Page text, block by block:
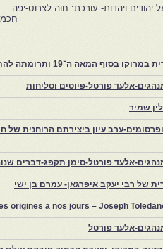
יהודים ויהדות- עורכת: חוה לצרוס-יפה
ותרומתה להתעוררות הציונית.-יוסף שיטרית.
אלעד פורטל-פיוטים וסליחות
שמיר
ערב עיון ביצירתם הרוחנית של
אלעד פורטל-סימן תקפג-דברים
של רבי יעקב איפרגאן- עמרם בן ישי
origines a nos jours – Joseph
אלעד פורטל